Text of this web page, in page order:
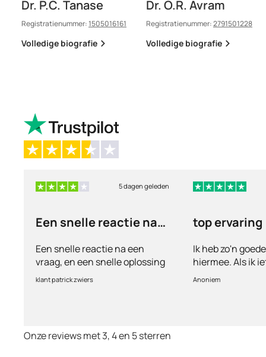
Dr. P.C. Tanase
Registratienummer:1505016161
Volledige biografie
Dr. O.R. Avram
Registratienummer:2791501228
Volledige biografie
5 dagen geleden
Een snelle reactie na
Een snelle reactie na een
vraag, en een snelle oplossing
klant patrick zwiers
top ervaring
Ik heb zo'n
hiermee. Als ik
vul ik een
Anoniem
Onze reviews met 3, 4 en 5 sterren